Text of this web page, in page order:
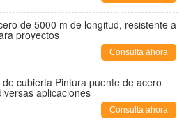
de 5000 m de longitud, resistente a
proyectos
Consulta ahora
cubierta Pintura puente de acero
aplicaciones
Consulta ahora